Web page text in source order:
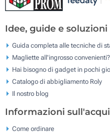
Idee, guide e soluzioni
Guida completa alle tecniche di
Magliette all'ingrosso convenienti?
Hai bisogno di gadget in pochi
Catalogo di abbigliamento Roly
Il nostro blog
Informazioni
Come ordinare